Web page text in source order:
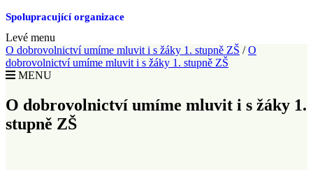
Spolupracující organizace
Levé menu
O dobrovolnictví umíme mluvit i s žáky 1. stupně ZŠ /O
dobrovolnictví umíme mluvit i s žáky 1. stupně ZŠ
MENU
O dobrovolnictví umíme mluvit i s žáky 1.
stupně ZŠ